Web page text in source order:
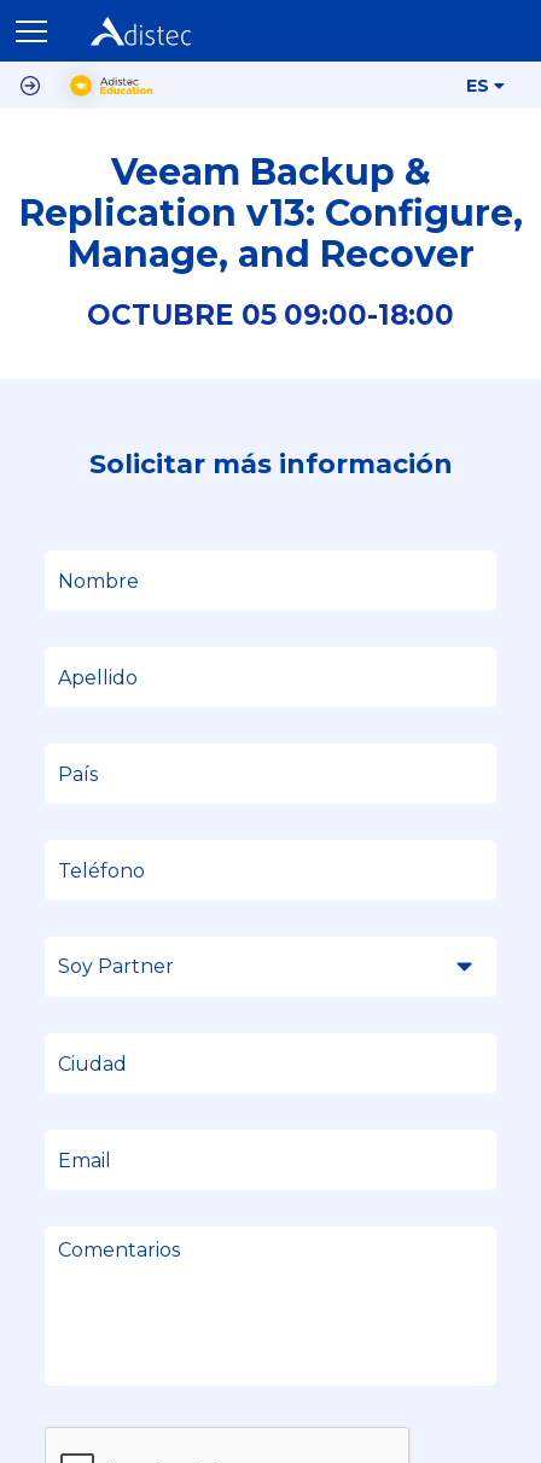
ES
Veeam Backup &
Replication v13: Configure,
Manage, and Recover
OCTUBRE 05 09:00-18:00
Solicitar más información